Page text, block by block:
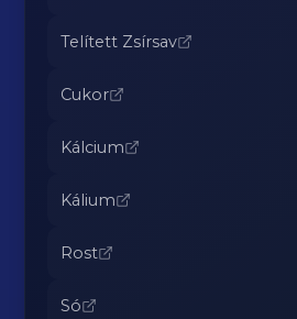
Telített Zsírsav
Cukor
Kálcium
Kálium
Rost
Só